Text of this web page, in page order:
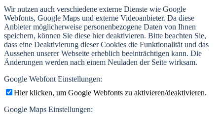
Wir nutzen auch verschiedene externe Dienste wie Google
Webfonts, Google Maps und externe Videoanbieter. Da diese
Anbieter möglicherweise personenbezogene Daten von Ihnen
speichern, können Sie diese hier deaktivieren. Bitte beachten Sie,
dass eine Deaktivierung dieser Cookies die Funktionalität und das
Aussehen unserer Webseite erheblich beeinträchtigen kann. Die
Änderungen werden nach einem Neuladen der Seite wirksam.
Google Webfont Einstellungen:
Hier klicken, um Google Webfonts zu aktivieren/deaktivieren.
Google Maps Einstellungen: